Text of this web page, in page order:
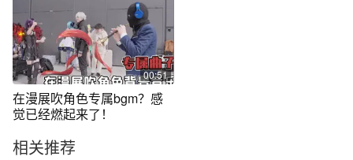
00:51
在漫展吹角色专属bgm？感
觉已经燃起来了！
相关推荐